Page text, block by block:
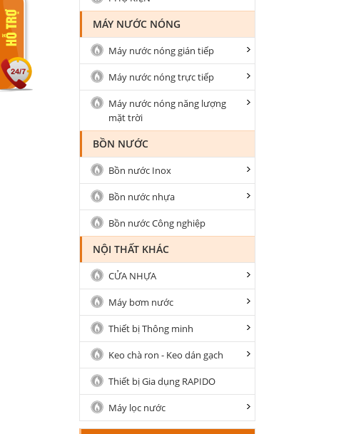
MÁY NƯỚC NÓNG
Máy nước nóng gián tiếp
Máy nước nóng trực tiếp
Máy nước nóng năng lượng
mặt trời
BỒN NƯỚC
Bồn nước Inox
Bồn nước nhựa
Bồn nước Công nghiệp
NỘI THẤT KHÁC
CỬA NHỰA
Máy bơm nước
Thiết bị Thông minh
Keo chà ron - Keo dán gạch
Thiết bị Gia dụng RAPIDO
Máy lọc nước